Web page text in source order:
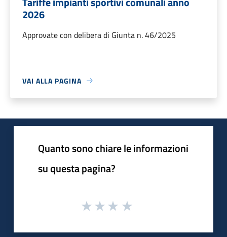
2026
Approvate con delibera di Giunta n. 46/2025
VAI ALLA PAGINA
Quanto sono chiare le informazioni
su questa pagina?